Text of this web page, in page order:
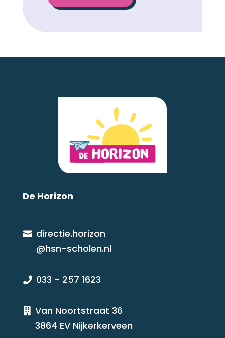
De Horizon
 directie.horizon
@hsn-scholen.nl
 033 - 257 1623

Van Noortstraat 36
3864 EV Nijkerkerveen